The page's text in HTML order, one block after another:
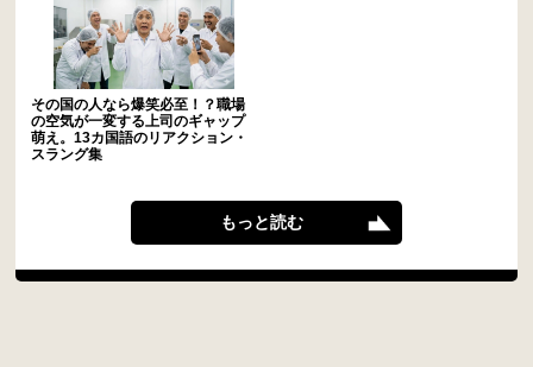
その国の人なら爆笑必至！？職場
の空気が一変する上司のギャップ
萌え。13カ国語のリアクション・
スラング集
もっと読む